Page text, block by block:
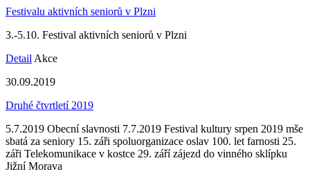
Festivalu aktivních seniorů v Plzni
3.-5.10. Festival aktivních seniorů v Plzni
Detail Akce
30.09.2019
Druhé čtvrtletí 2019
5.7.2019 Obecní slavnosti 7.7.2019 Festival kultury srpen 2019 mše
sbatá za seniory 15. záři spoluorganizace oslav 100. let farnosti 25.
záři Telekomunikace v kostce 29. září zájezd do vinného sklípku
Jižní Morava